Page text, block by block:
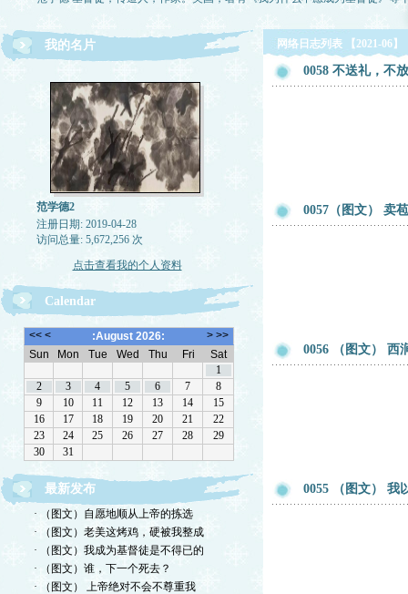
我的名片
范学德2
注册日期: 2019-04-28
访问总量: 5,672,256 次
点击查看我的个人资料
Calendar
最新发布
· （图文）自愿地顺从上帝的拣选
· （图文）老美这烤鸡，硬被我整成
· （图文）我成为基督徒是不得已的
· （图文）谁，下一个死去？
· （图文） 上帝绝对不会不尊重我
网络日志列表 【2021-06】
0058 不送礼，不
0057（图文） 卖
0056 （图文）
0055 （图文） 我